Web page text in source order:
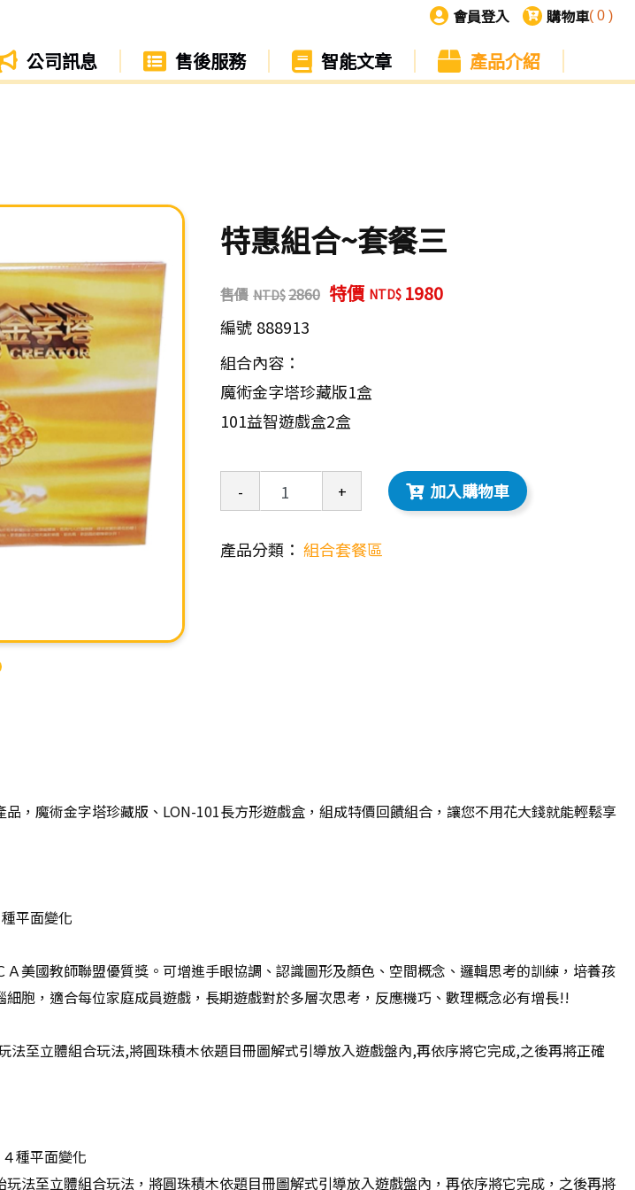
會員登入 購物車( 0 )
公司訊息 售後服務 智能文章 產品介紹
特惠組合~套餐三
售價 2860 特價 1980
編號 888913
組合內容：
魔術金字塔珍藏版1盒
101益智遊戲盒2盒
- + 加入購物車
產品分類： 組合套餐區
，魔術金字塔珍藏版、LON-101長方形遊戲盒，組成特價回饋組合，讓您不用花大錢就能輕鬆享
平面變化
美國教師聯盟優質獎。可增進手眼協調、認識圖形及顏色、空間概念、邏輯思考的訓練，培養孩
胞，適合每位家庭成員遊戲，長期遊戲對於多層次思考，反應機巧、數理概念必有增長!!
法至立體組合玩法,將圓珠積木依題目冊圖解式引導放入遊戲盤內,再依序將它完成,之後再將正確
種平面變化
法至立體組合玩法，將圓珠積木依題目冊圖解式引導放入遊戲盤內，再依序將它完成，之後再將